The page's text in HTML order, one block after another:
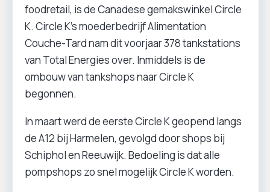
foodretail, is de Canadese gemakswinkel Circle
K. Circle K’s moederbedrijf Alimentation
Couche-Tard nam dit voorjaar 378 tankstations
van Total Energies over. Inmiddels is de
ombouw van tankshops naar Circle K
begonnen.
In maart werd de eerste Circle K geopend langs
de A12 bij Harmelen, gevolgd door shops bij
Schiphol en Reeuwijk. Bedoeling is dat alle
pompshops zo snel mogelijk Circle K worden.